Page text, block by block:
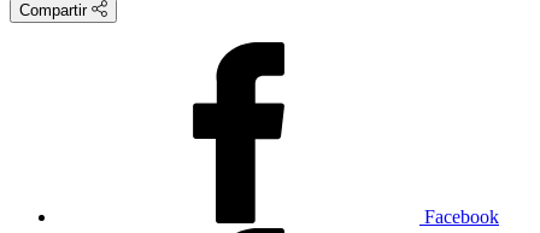
Compartir
Facebook